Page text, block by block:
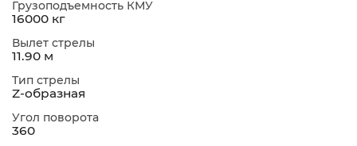
Грузоподъемность КМУ
16000 кг
Вылет стрелы
11.90 м
Тип стрелы
Z-образная
Угол поворота
360